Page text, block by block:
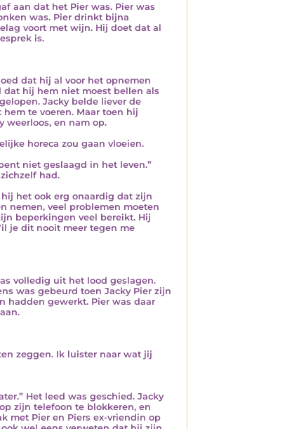
aan dat het Pier was. Pier was
was. Pier drinkt bijna
voort met wijn. Hij doet dat al
is.
dat hij al voor het opnemen
dat hij hem niet moest bellen als
Jacky belde liever de
te voeren. Maar toen hij
weerloos, en nam op.
horeca zou gaan vloeien.
niet geslaagd in het leven.”
had.
het ook erg onaardig dat zijn
nemen, veel problemen moeten
beperkingen veel bereikt. Hij
je dit nooit meer tegen me
volledig uit het lood geslagen.
was gebeurd toen Jacky Pier zijn
hadden gewerkt. Pier was daar
zeggen. Ik luister naar wat jij
Het leed was geschied. Jacky
zijn telefoon te blokkeren, en
met Pier en Piers ex-vriendin op